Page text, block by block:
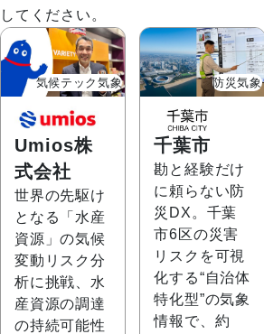
してください。
気候テック気象
Umios株
式会社
世界の先駆け
となる「水産
資源」の気候
変動リスク分
析に挑戦、水
産資源の調達
の持続可能性
防災気象
千葉市
勘と経験だけ
に頼らない防
災DX。千葉
市6区の災害
リスクを可視
化する“自治体
特化型”の気象
情報で、約